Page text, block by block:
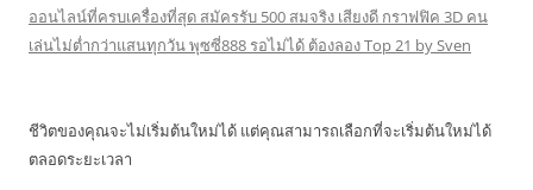
ออนไลน์ที่ครบเครื่องที่สุด สมัครรับ 500 สมจริง เสียงดี กราฟฟิค 3D คน
เล่นไม่ต่ำกว่าแสนทุกวัน พุซซี่888 รอไม่ได้ ต้องลอง Top 21 by Sven
ชีวิตของคุณจะไม่เริ่มต้นใหม่ได้ แต่คุณสามารถเลือกที่จะเริ่มต้นใหม่ได้
ตลอดระยะเวลา